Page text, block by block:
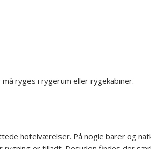
ryges i rygerum eller rygekabiner.
hotelværelser. På nogle barer og